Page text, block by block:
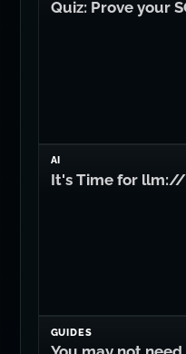
Quiz: Prove your
AI
It's Time for
GUIDES